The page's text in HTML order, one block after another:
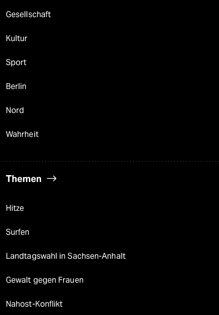
wahrheit
verlag
verlag
veranstaltungen
unterstützen
abo
genossenschaft
Gesellschaft
Kultur
Sport
Berlin
Nord
Wahrheit
Themen
Hitze
Surfen
Landtagswahl in Sachsen-Anhalt
Gewalt gegen Frauen
Nahost-Konflikt